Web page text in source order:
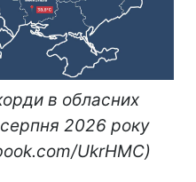
в обласних
2026 року
UkrHMC)